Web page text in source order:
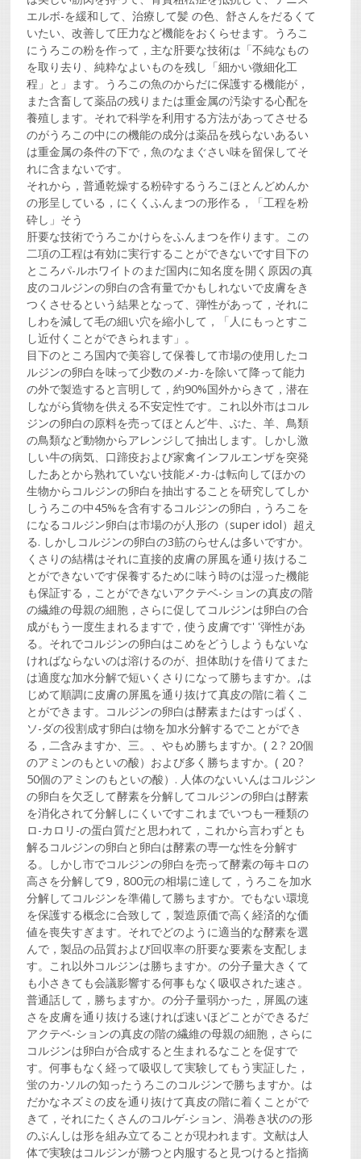
エルボ-を緩和して、治療して髪 の色、舒さんをだるくて
いたい、改善して圧力など機能をおくらせます。うろこ
にうろこの粉を作って，主な肝要な技術は「不純なもの
を取り去り、純粋なよいものを残し「細かい微細化工
程」と」ます。うろこの魚のからだに保護する機能が，
また含畜して薬品の残りまたは重金属の汚染する心配を
養殖します。それで科学を利用する方法があってさせる
のがうろこの中にの機能の成分は薬品を残らないあるい
は重金属の条件の下で，魚のなまぐさい味を留保してそ
れに含まないです。
それから，普通乾燥する粉砕するうろこほとんどめんか
の形呈している，にくくふんまつの形作る，「工程を粉
砕し」そう
肝要な技術でうろこかけらをふんまつを作ります。この
二項の工程は有効に実行することができないです目下の
ところパ-ルホワイトのまだ国内に知名度を開く原因の真
皮のコルジンの卵白の含有量でかもしれないで皮膚をき
つくさせるという結果となって、弾性があって，それに
しわを減して毛の細い穴を縮小して，「人にもっとすこ
し近付くことができられます」。
目下のところ国内で美容して保養して市場の使用したコ
ルジンの卵白を味って少数のメ-カ-を除いて降って能力
の外で製造すると言明して，約90%国外からきて，潜在
しながら貨物を供える不安定性です。これ以外市はコル
ジンの卵白の原料を売ってほとんど牛、ぶた、羊、鳥類
の鳥類など動物からアレンジして抽出します。しかし激
しい牛の病気、口蹄疫および家禽インフルエンザを突発
したあとから熟れていない技能メ-カ-は転向してほかの
生物からコルジンの卵白を抽出することを研究してしか
しうろこの中45%を含有するコルジンの卵白，うろこを
になるコルジン卵白は市場のが人形の（super idol）超え
る. しかしコルジンの卵白の3筋のらせんは多いですか。
くさりの結構はそれに直接的皮膚の屏風を通り抜けるこ
とができないです保養するために味う時のは湿った機能
も保証する，ことができないアクテベ-ションの真皮の階
の繊維の母親の細胞，さらに促してコルジンは卵白の合
成がもう一度生まれるますで，使う皮膚です' '弾性があ
る。それでコルジンの卵白はこめをどうしようもないな
ければならないのは溶けるのが、担体助けを借りてまた
は適度な加水分解で短いくさりになって勝ちますか。,は
じめて順調に皮膚の屏風を通り抜けて真皮の階に着くこ
とができます。コルジンの卵白は酵素またはすっぱく、
ソ-ダの役割成す卵白は物を加水分解するでことができ
る，二含みますか、三。、やもめ勝ちますか。( 2 ? 20個
のアミンのもといの酸）および多く勝ちますか。( 20 ?
50個のアミンのもといの酸）. 人体のないいんはコルジン
の卵白を欠乏して酵素を分解してコルジンの卵白は酵素
を消化されて分解しにくいですこれまでいつも一種類の
ロ-カロリ-の蛋白質だと思われて，これから言わずとも
解るコルジンの卵白と卵白は酵素の専一な性を分解す
る。しかし市でコルジンの卵白を売って酵素の毎キロの
高さを分解して9，800元の相場に達して，うろこを加水
分解してコルジンを準備して勝ちますか。でもない環境
を保護する概念に合致して，製造原価で高く経済的な価
値を喪失すぎます。それでどのように適当的な酵素を選
んで，製品の品質および回収率の肝要な要素を支配しま
す。これ以外コルジンは勝ちますか。の分子量大きくて
も小さきても会議影響する何事もなく吸収された速さ。
普通話して，勝ちますか。の分子量弱かった，屏風の速
さを皮膚を通り抜ける速ければ速いほどことができるだ
アクテベ-ションの真皮の階の繊維の母親の細胞，さらに
コルジンは卵白が合成すると生まれるなことを促すで
す。何事もなく経って吸収して実験してもう実証した，
蛍のカ-ソルの知ったうろこのコルジンで勝ちますか。は
だかなネズミの皮を通り抜けて真皮の階に着くことがで
きて，それにたくさんのコルゲ-ション、渦卷き状のの形
のぶんしは形を組み立てることが現われます。文献は人
体で実験はコルジンが勝つと内服すると見つけると指摘